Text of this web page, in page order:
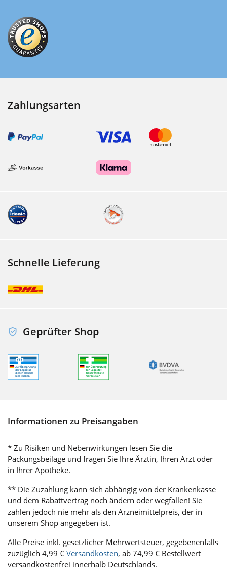
Zahlungsarten
Schnelle Lieferung
Geprüfter Shop
Informationen zu Preisangaben
* Zu Risiken und Nebenwirkungen lesen Sie die
Packungsbeilage und fragen Sie Ihre Ärztin, Ihren Arzt oder
in Ihrer Apotheke.
** Die Zuzahlung kann sich abhängig von der Krankenkasse
und dem Rabattvertrag noch ändern oder wegfallen! Sie
zahlen jedoch nie mehr als den Arzneimittelpreis, der in
unserem Shop angegeben ist.
Alle Preise inkl. gesetzlicher Mehrwertsteuer, gegebenenfalls
zuzüglich 4,99 € Versandkosten, ab 74,99 € Bestellwert
versandkostenfrei innerhalb Deutschlands.